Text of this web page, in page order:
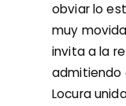
obviar lo
muy
invita a la
admitiendo
Locura